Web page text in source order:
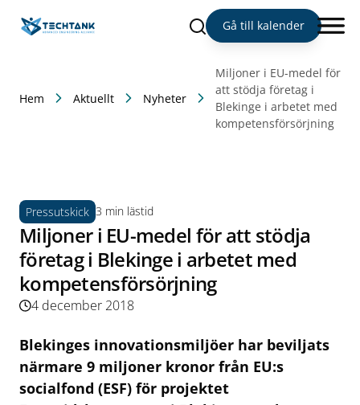
Sök Gå till kalender
Hem Aktuellt Nyheter
Miljoner i EU-medel för
att stödja företag i
Blekinge i arbetet med
kompetensförsörjning
Pressutskick 3 min lästid
Miljoner i EU-medel för att stödja
företag i Blekinge i arbetet med
kompetensförsörjning
4 december 2018
Blekinges innovationsmiljöer har beviljats
närmare 9 miljoner kronor från EU:s
socialfond (ESF) för projektet